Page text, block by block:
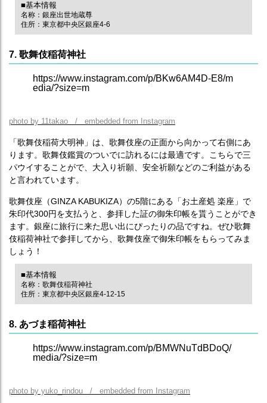
■基本情報
名称：銀座出世地蔵尊
住所：東京都中央区銀座4-6
7. 歌舞伎稲荷神社
https://www.instagram.com/p/BKw6AM4D-E8/m
edia/?size=m
photo by 11takao / embedded from Instagram
「歌舞伎稲荷大明神」は、歌舞伎座の正面から向かって右側にあ
ります。歌舞伎鑑賞のついでに訪れるには最適です。こちらで三
パウイすることがで、大入り祈願、安全祈願などのご利益がある
と言われています。
歌舞伎座（GINZA KABUKIZA）の5階にある「お土産処 楽座」で
朱印代300円を支払うと、参拝した証の御朱印帳を貰うことができ
ます。銀座に旅行に来た思い出にぴったりの品ですね。ぜひ歌舞
伎稲荷神社で参拝してから、歌舞伎座で御朱印帳をもらってみま
しょう！
■基本情報
名称：歌舞伎稲荷神社
住所：東京都中央区銀座4-12-15
8. あづま稲荷神社
https://www.instagram.com/p/BMWNuTdBDoQ/
media/?size=m
photo by yuko_rindou / embedded from Instagram